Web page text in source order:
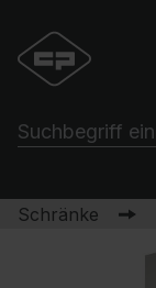
Schränke